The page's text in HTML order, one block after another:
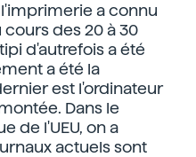
a connu
des 20 à 30
d'autrefois a été
a été la
est l'ordinateur
Dans le
de l'UEU, on a
actuels sont